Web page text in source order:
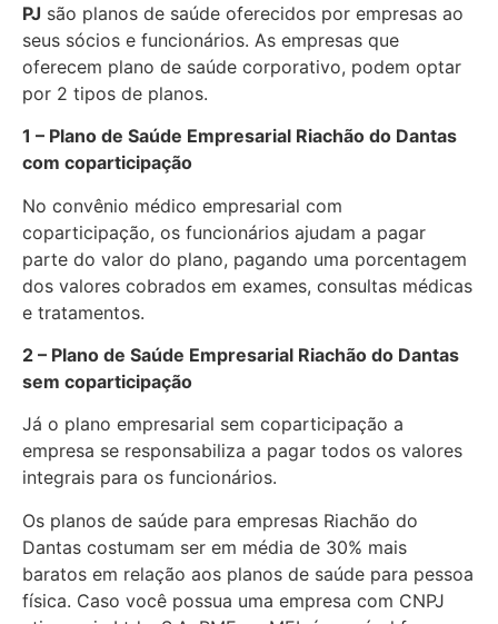
PJ são planos de saúde oferecidos por empresas ao
seus sócios e funcionários. As empresas que
oferecem plano de saúde corporativo, podem optar
por 2 tipos de planos.
1 – Plano de Saúde Empresarial Riachão do Dantas
com coparticipação
No convênio médico empresarial com
coparticipação, os funcionários ajudam a pagar
parte do valor do plano, pagando uma porcentagem
dos valores cobrados em exames, consultas médicas
e tratamentos.
2 – Plano de Saúde Empresarial Riachão do Dantas
sem coparticipação
Já o plano empresarial sem coparticipação a
empresa se responsabiliza a pagar todos os valores
integrais para os funcionários.
Os planos de saúde para empresas Riachão do
Dantas costumam ser em média de 30% mais
baratos em relação aos planos de saúde para pessoa
física. Caso você possua uma empresa com CNPJ